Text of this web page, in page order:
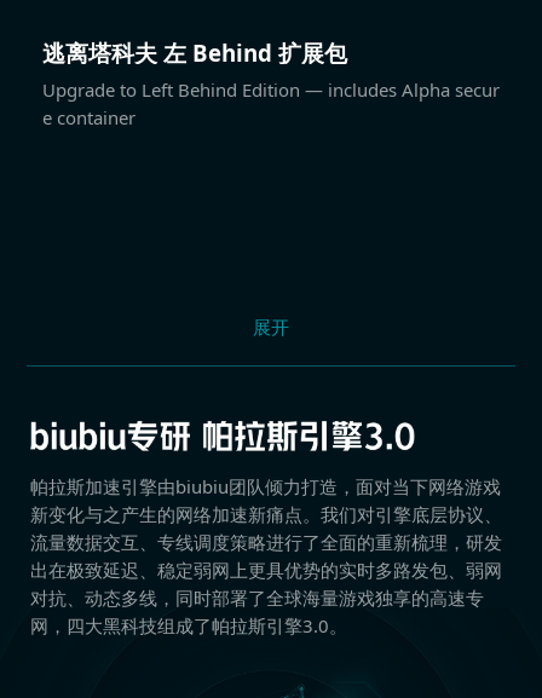
逃离塔科夫 左 Behind 扩展包
Upgrade to Left Behind Edition — includes Alpha secur
e container
展开
帕拉斯加速引擎由biubiu团队倾力打造，面对当下网络游戏
新变化与之产生的网络加速新痛点。我们对引擎底层协议、
流量数据交互、专线调度策略进行了全面的重新梳理，研发
出在极致延迟、稳定弱网上更具优势的实时多路发包、弱网
对抗、动态多线，同时部署了全球海量游戏独享的高速专
网，四大黑科技组成了帕拉斯引擎3.0。